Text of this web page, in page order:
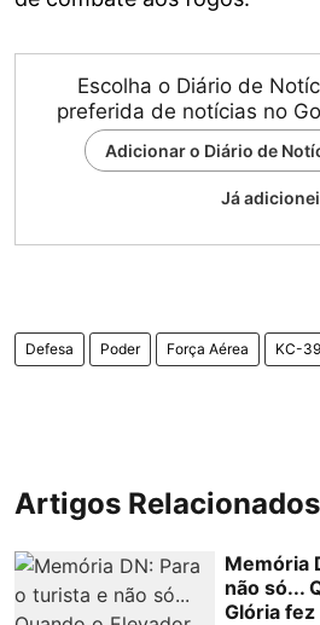
Escolha o Diário de
preferida de notícias no
Adicionar o Diário de
Já adicionei
Defesa Poder Força Aérea KC-
Artigos Relacionados
Memória
não só...
Glória